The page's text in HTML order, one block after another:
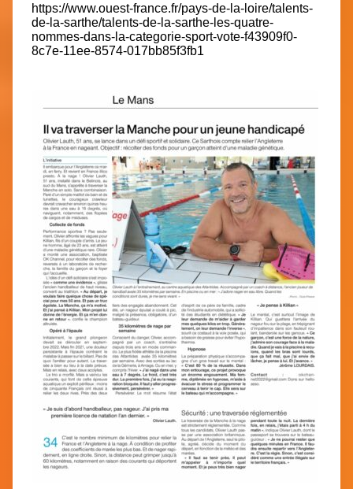
https://www.ouest-france.fr/pays-de-la-loire/talents-
de-la-sarthe/talents-de-la-sarthe-les-quatre-
nommes-dans-la-categorie-sport-vote-f43909f0-
8c7e-11ee-8574-017bb85f3fb1